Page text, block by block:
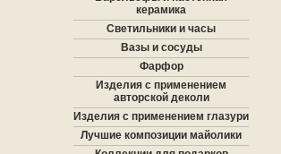
керамика
Светильники и часы
Вазы и сосуды
Фарфор
Изделия с применением
авторской деколи
Изделия с применением глазури
Лучшие композиции майолики